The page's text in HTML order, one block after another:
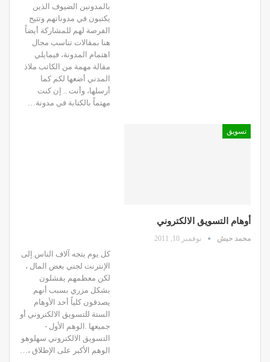
بالمدونين الضيوف الذين
يكتبون في مدوناتهم وتتيح
الفرصة لهم للمشاركة أيضاً
هنا بمقالات تناسب مجال
اهتمام المدونة، فيمايلي
مقالة مهمة من الكاتب ملاذ
المدني أضعها لكم كما
أرسلها، وأنت .. إن كنت
مهتماً بالكتابة في مدونة…
تسويق
أوهام التسويق الالكتروني
محمد حبش نوفمبر 10, 2011
كل يوم يتجه آلاف الناس إلى
الإنترنت لجني بعض المال ،
لكن معظمهم يفشلون
بشكل مزري بسبب أنهم
يصدقون كلياً أحد الأوهام
الستة للتسويق الالكتروني أو
جميعها .الوهم الأول -
التسويق الالكتروني سهلوهو
الوهم الأكبر على الإطلاق ،…